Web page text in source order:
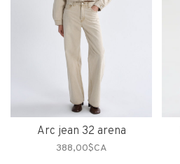
Arc jean 32 arena
388,00$CA